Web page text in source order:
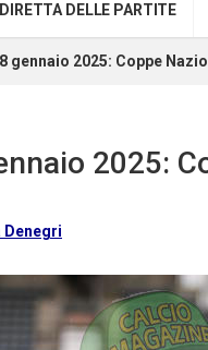
DIRETTA DELLE PARTITE
gennaio 2025: Coppe
2025:
Denegri